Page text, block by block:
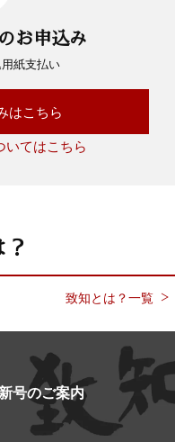
お申込み
紙支払い
はこちら
いてはこちら
致知とは？一覧
号のご案内